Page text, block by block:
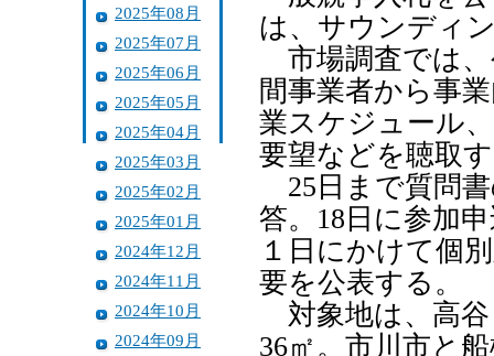
2025年08月
2025年07月
2025年06月
2025年05月
2025年04月
2025年03月
2025年02月
2025年01月
2024年12月
2024年11月
2024年10月
2024年09月
は、サウンディ
市場調査では、
間事業者から事
業スケジュール
要望などを聴取
25日まで質問
答。18日に参加
１日にかけて個
要を公表する。
対象地は、高
36㎡。市川市と